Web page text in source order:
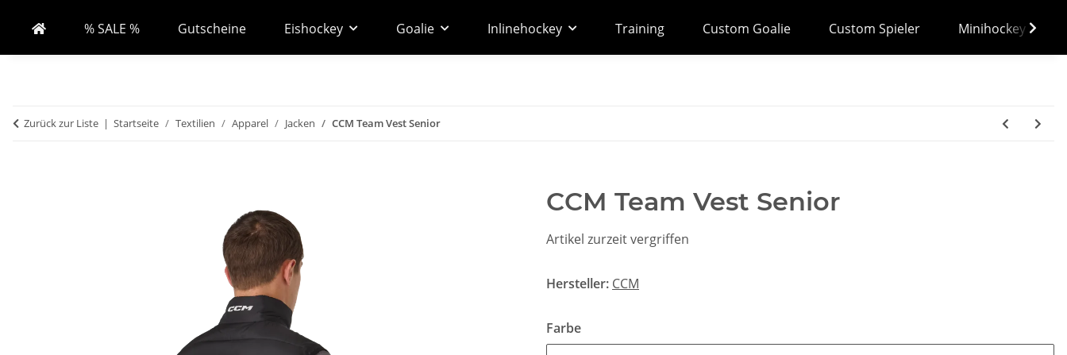
% SALE % Gutscheine Eishockey Goalie Inlinehockey Training Custom Goalie Custom Spieler Minihockey
Zurück zur Liste Startseite Textilien Apparel Jacken CCM Team Vest Senior
CCM Team Vest Senior
Artikel zurzeit vergriffen
Hersteller: CCM
Farbe